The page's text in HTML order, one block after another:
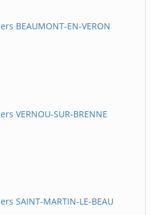
BEAUMONT-EN-VERON
VERNOU-SUR-BRENNE
SAINT-MARTIN-LE-BEAU